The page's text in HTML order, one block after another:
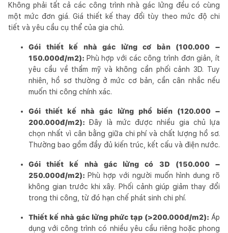
Không phải tất cả các công trình nhà gác lửng đều có cùng
một mức đơn giá. Giá thiết kế thay đổi tùy theo mức độ chi
tiết và yêu cầu cụ thể của gia chủ.
Gói thiết kế nhà gác lửng cơ bản (100.000 –
150.000đ/m2): Phù hợp với các công trình đơn giản, ít
yêu cầu về thẩm mỹ và không cần phối cảnh 3D. Tuy
nhiên, hồ sơ thường ở mức cơ bản, cần cân nhắc nếu
muốn thi công chính xác.
Gói thiết kế nhà gác lửng phổ biến (120.000 –
200.000đ/m2): Đây là mức được nhiều gia chủ lựa
chọn nhất vì cân bằng giữa chi phí và chất lượng hồ sơ.
Thường bao gồm đầy đủ kiến trúc, kết cấu và điện nước.
Gói thiết kế nhà gác lửng có 3D (150.000 –
250.000đ/m2): Phù hợp với người muốn hình dung rõ
không gian trước khi xây. Phối cảnh giúp giảm thay đổi
trong thi công, từ đó hạn chế phát sinh chi phí.
Thiết kế nhà gác lửng phức tạp (>200.000đ/m2): Áp
dụng với công trình có nhiều yêu cầu riêng hoặc phong